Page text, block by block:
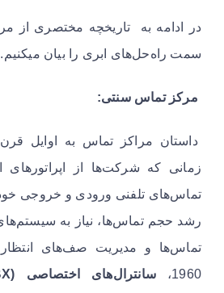
در ادامه به تاریخچه مختصری از
سمت راه‌حل‌های ابری را بیان میکنیم.
مرکز تماس سنتی:
داستان مراکز تماس به اوایل قرن
زمانی که شرکت‌ها از اپراتورهای
تماس‌های تلفنی ورودی و خروجی خود
رشد حجم تماس‌ها، نیاز به سیستم‌های
تماس‌ها و مدیریت صف‌های انتظار
1960،
سانترال‌های اختصاصی (PBX)